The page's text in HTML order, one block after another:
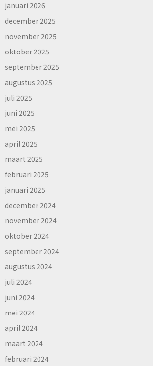
januari 2026
december 2025
november 2025
oktober 2025
september 2025
augustus 2025
juli 2025
juni 2025
mei 2025
april 2025
maart 2025
februari 2025
januari 2025
december 2024
november 2024
oktober 2024
september 2024
augustus 2024
juli 2024
juni 2024
mei 2024
april 2024
maart 2024
februari 2024